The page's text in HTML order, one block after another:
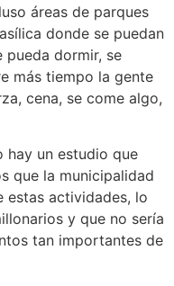
áreas de parques
donde se puedan
dormir, se
más tiempo la gente
cena, se come algo,
hay un estudio que
que la municipalidad
actividades, lo
y que no sería
tan importantes de